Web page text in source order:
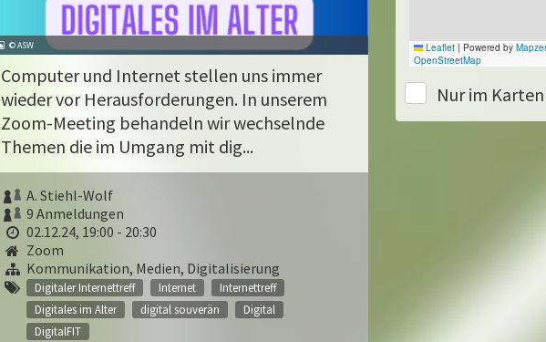
Leaflet | Powered by
OpenStreetMap
Nur im
© ASW
Computer und Internet stellen uns immer
wieder vor Herausforderungen. In unserem
Zoom-Meeting behandeln wir wechselnde
Themen die im Umgang mit dig...
A. Stiehl-Wolf
9 Anmeldungen
02.12.24, 19:00 - 20:30
Zoom
Kommunikation, Medien, Digitalisierung
Digitaler Internettreff Internet
Internettreff
Digitales im Alter
digital souverän
Digital
DigitalFIT